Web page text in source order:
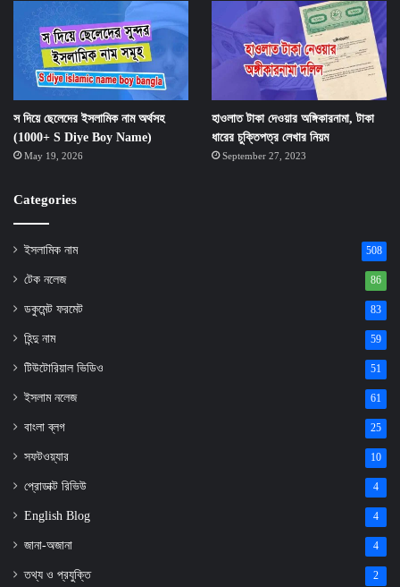
স দিয়ে ছেলেদের ইসলামিক নাম অর্থসহ
(1000+ S Diye Boy Name)
May 19, 2026
হাওলাত টাকা দেওয়ার অঙ্গিকারনামা, টাকা
ধারের চুক্তিপত্র লেখার নিয়ম
September 27, 2023
Categories
ইসলামিক নাম 508
টেক নলেজ 86
ডকুমেন্ট ফরমেট 83
হিন্দু নাম 59
টিউটোরিয়াল ভিডিও 51
ইসলাম নলেজ 61
বাংলা ব্লগ 25
সফটওয়্যার 10
প্রোডাক্ট রিভিউ 4
English Blog 4
জানা-অজানা 4
তথ্য ও প্রযুক্তি 2